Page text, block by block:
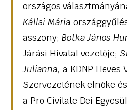
országos
Kállai Mária
asszony; Botka János
Járási Hivatal vezetője;
Julianna, a KDNP Heves
Szervezetének elnöke és
a Pro Civitate Dei